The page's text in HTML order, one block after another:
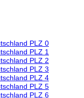
PLZ 0
PLZ 1
PLZ 2
PLZ 3
PLZ 4
PLZ 5
PLZ 6